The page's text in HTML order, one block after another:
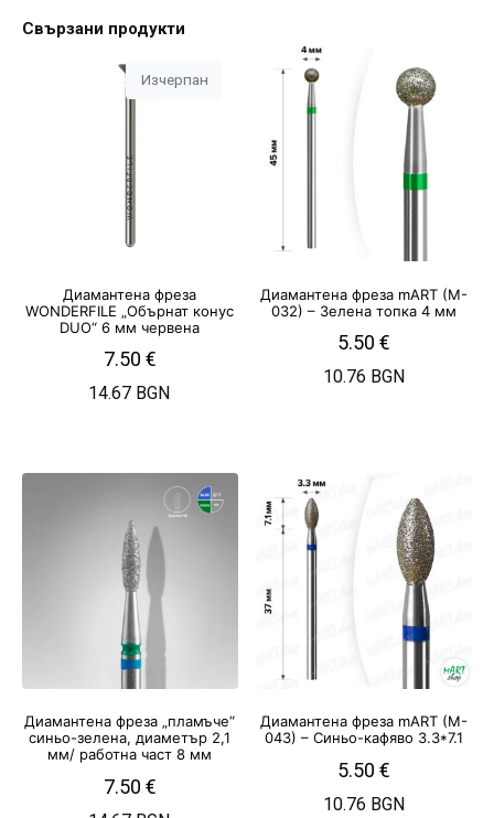
Свързани продукти
Изчерпан
Диамантена фреза
WONDERFILE „Обърнат конус
DUO“ 6 мм червена
7.50 €
14.67 BGN
Диамантена фреза mART (M-
032) – Зелена топка 4 мм
5.50€
10.76 BGN
Диамантена фреза „пламъче“
синьо-зелена, диаметър 2,1
мм/ работна част 8 мм
7.50 €
Диамантена фреза mART (M-
043) – Синьо-кафяво 3.3*7.1
5.50€
10.76 BGN